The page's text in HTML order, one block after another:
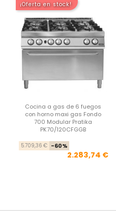
¡Oferta en stock!
Cocina a gas de 6 fuegos
con horno maxi gas Fondo
700 Modular Pratika
PK70/120CFGGB
5.709,36 € -60%
2.283,74 €